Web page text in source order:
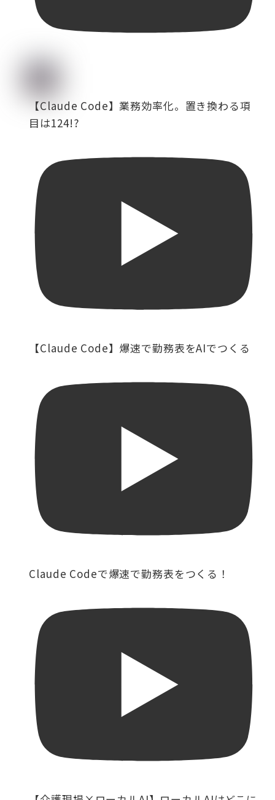
【Claude Code】業務効率化。置き換わる項
目は124!?
【Claude Code】爆速で勤務表をAIでつくる
Claude Codeで爆速で勤務表をつくる！